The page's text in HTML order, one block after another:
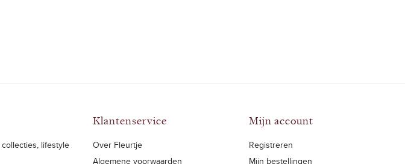
lifestyle
Klantenservice
Over Fleurtje
Algemene voorwaarden
Mijn account
Registreren
Mijn bestellingen